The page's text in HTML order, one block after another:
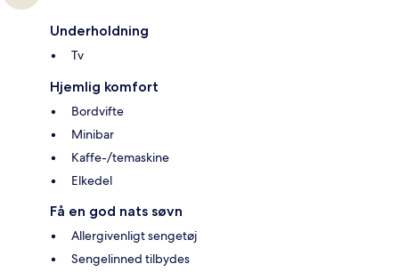
Underholdning
Tv
Hjemlig komfort
Bordvifte
Minibar
Kaffe-/temaskine
Elkedel
Få en god nats søvn
Allergivenligt sengetøj
Sengelinned tilbydes